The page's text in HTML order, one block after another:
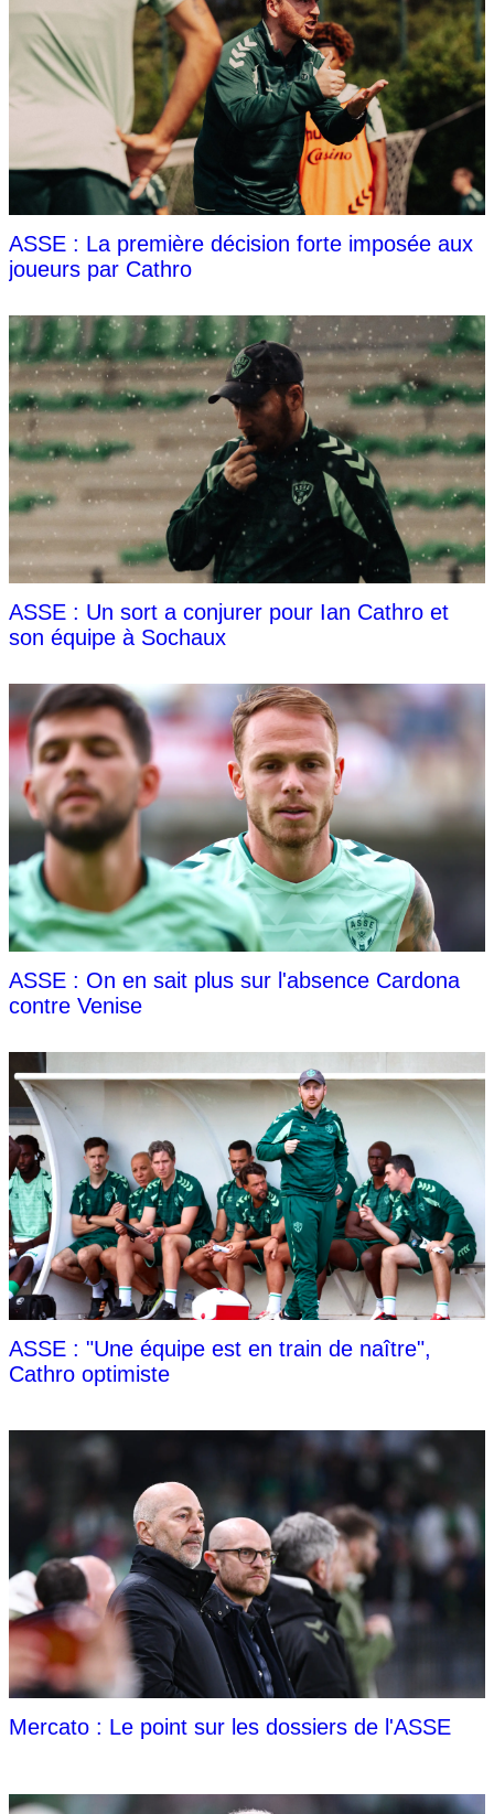
ASSE : La première décision forte imposée aux
joueurs par Cathro
ASSE : Un sort a conjurer pour Ian Cathro et
son équipe à Sochaux
ASSE : On en sait plus sur l'absence Cardona
contre Venise
ASSE : "Une équipe est en train de naître",
Cathro optimiste
Mercato : Le point sur les dossiers de l'ASSE